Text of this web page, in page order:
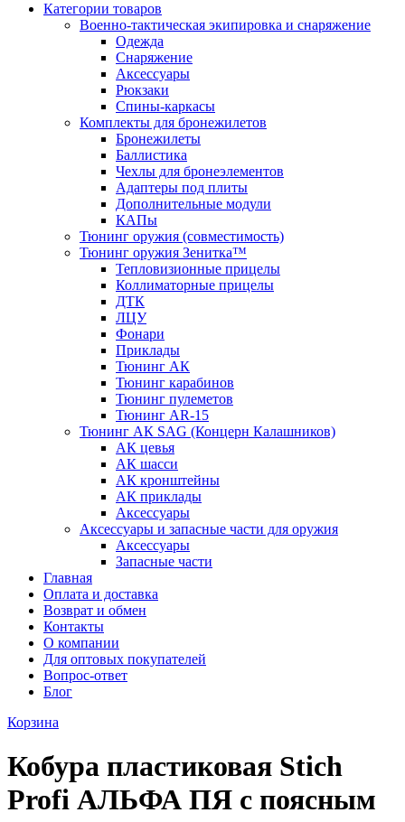
Категории товаров
Военно-тактическая экипировка и снаряжение
Одежда
Снаряжение
Аксессуары
Рюкзаки
Спины-каркасы
Комплекты для бронежилетов
Бронежилеты
Баллистика
Чехлы для бронеэлементов
Адаптеры под плиты
Дополнительные модули
КАПы
Тюнинг оружия (совместимость)
Тюнинг оружия Зенитка™
Тепловизионные прицелы
Коллиматорные прицелы
ДТК
ЛЦУ
Фонари
Приклады
Тюнинг АК
Тюнинг карабинов
Тюнинг пулеметов
Тюнинг AR-15
Тюнинг АК SAG (Концерн Калашников)
АК цевья
АК шасси
АК кронштейны
АК приклады
Аксессуары
Аксессуары и запасные части для оружия
Аксессуары
Запасные части
Главная
Оплата и доставка
Возврат и обмен
Контакты
О компании
Для оптовых покупателей
Вопрос-ответ
Блог
Корзина
Кобура пластиковая Stich
Profi АЛЬФА ПЯ с поясным